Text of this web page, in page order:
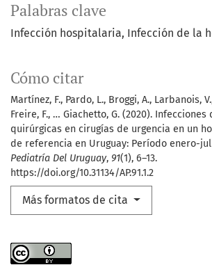
Palabras clave
Infección hospitalaria Infección de la
Cómo citar
Martínez, F., Pardo, L., Broggi, A., Larbanois,
Freire, F., … Giachetto, G. (2020).
quirúrgicas en cirugías de urgencia en un
de referencia en Uruguay: Período enero-
Pediatría Del Uruguay, 91(1), 6–13.
https://doi.org/10.31134/AP.91.1.2
Más formatos de cita